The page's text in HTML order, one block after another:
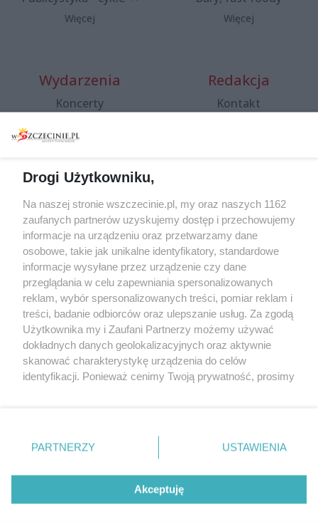
Więcej Więcej
Wydarzenia
Koncerty
Spacery i oprowadzania
targi
Wernisaże
Więcej
Redakcja
Kontakt
Specjalny koncert z okazji
20. urodzin portalu
wSzczecinie.pl
Regulamin konkursów
śniadaniówka "Hej
Szczecin! Jest piątek!"
Partnerzy
Praca Szczecin
© 2026 wSzczecinie.pl
Created by GOD
Drogi Użytkowniku,
Na naszej stronie wszczecinie.pl, my oraz naszych 1162
zaufanych partnerów uzyskujemy dostęp i przechowujemy
informacje na urządzeniu oraz przetwarzamy dane
osobowe, takie jak unikalne identyfikatory, standardowe
informacje wysyłane przez urządzenie czy dane
przeglądania w celu zapewniania spersonalizowanych
reklam, wybór spersonalizowanych treści, pomiar reklam i
treści, badanie odbiorców oraz ulepszanie usług. Za zgodą
Użytkownika my i Zaufani Partnerzy możemy używać
dokładnych danych geolokalizacyjnych oraz aktywnie
skanować charakterystykę urządzenia do celów
identyfikacji. Ponieważ cenimy Twoją prywatność, prosimy
prywatności znajdujący się w lewym dolnym rogu strony
. Niektóre rodzaje przetwarzania danych nie wymagają
takiemu przetwarzaniu. Preferencje będą miały
zastosowania tylko na tej witrynie.
PARTNERZY USTAWIENIA
Akceptuję